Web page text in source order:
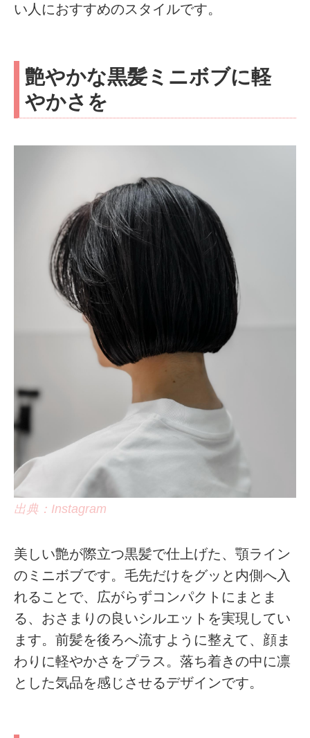
い人におすすめのスタイルです。
艶やかな黒髪ミニボブに軽
やかさを
出典：Instagram
美しい艶が際立つ黒髪で仕上げた、顎ライン
のミニボブです。毛先だけをグッと内側へ入
れることで、広がらずコンパクトにまとま
る、おさまりの良いシルエットを実現してい
ます。前髪を後ろへ流すように整えて、顔ま
わりに軽やかさをプラス。落ち着きの中に凛
とした気品を感じさせるデザインです。